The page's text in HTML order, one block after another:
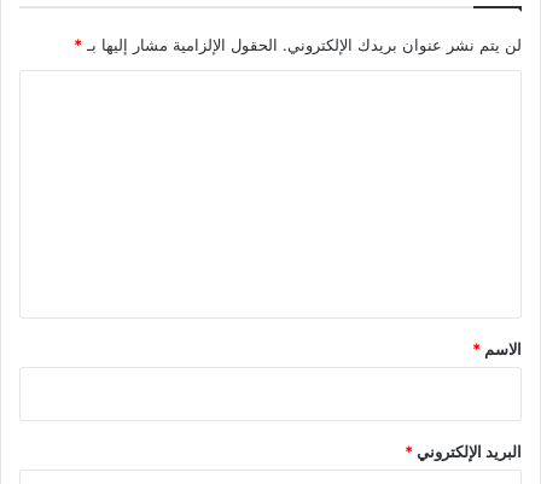
لن يتم نشر عنوان بريدك الإلكتروني. الحقول الإلزامية مشار إليها بـ *
*
الاسم *
البريد الإلكتروني*